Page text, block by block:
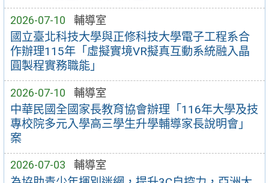
2026-07-10 輔導室
國立臺北科技大學與正修科技大學電子工程系合
作辦理115年「虛擬實境VR擬真互動系統融入晶
圓製程實務職能」
2026-07-10 輔導室
中華民國全國家長教育協會辦理「116年大學及技
專校院多元入學高三學生升學輔導家長說明會」
案
2026-07-03 輔導室